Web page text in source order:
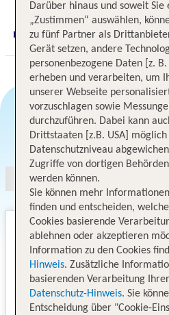
Digitaler und
Darüber hinaus und soweit Sie
„Zustimmen“ auswählen,
zu fünf Partner als
Gerät setzen, andere
personenbezogene Daten [z.
erheben und verarbeiten, um
unserer Webseite
vorzuschlagen sowie
durchzuführen. Dabei kann
Drittstaaten [z.B. USA]
Datenschutzniveau
Zugriffe von dortigen
werden können.
Sie können mehr
finden und entscheiden,
Cookies basierende
ablehnen oder akzeptieren
Information zu den Cookies
Hinweis. Zusätzliche
basierenden Verarbeitung
Datenschutz-Hinweis. Sie
Entscheidung über "Cookie-